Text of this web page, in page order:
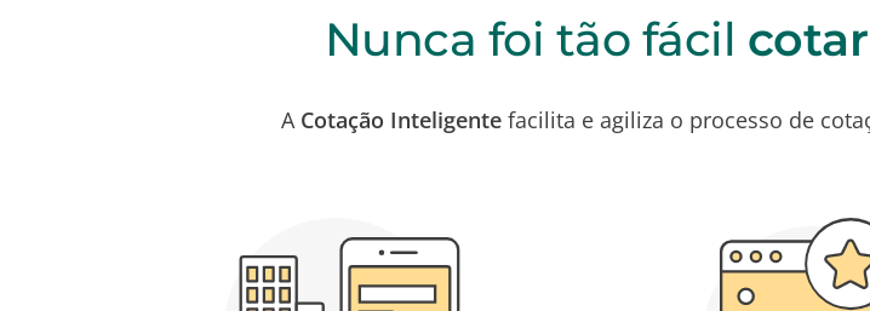
Nunca foi tão fácil
A Cotação Inteligentefacilita e agiliza o processo de